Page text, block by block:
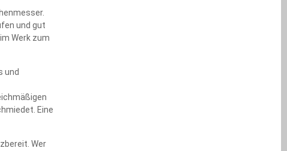
und gut
Werk zum
und
Eine
Wer